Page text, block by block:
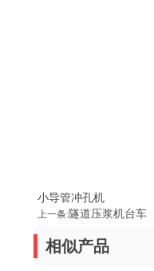
小导管冲孔机
上一条:隧道压浆机台车
相似产品